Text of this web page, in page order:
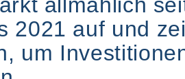
2021 auf und
um